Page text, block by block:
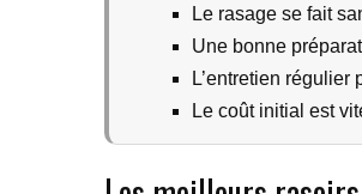
Le rasage se fait
Une bonne
L’entretien
Le coût initial est